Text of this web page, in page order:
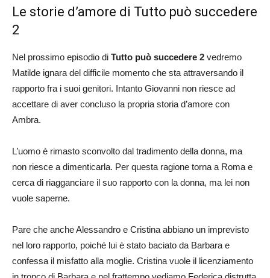
Le storie d’amore di Tutto può succedere
2
Nel prossimo episodio di Tutto può succedere 2 vedremo
Matilde ignara del difficile momento che sta attraversando il
rapporto fra i suoi genitori. Intanto Giovanni non riesce ad
accettare di aver concluso la propria storia d’amore con
Ambra.
L’uomo è rimasto sconvolto dal tradimento della donna, ma
non riesce a dimenticarla. Per questa ragione torna a Roma e
cerca di riagganciare il suo rapporto con la donna, ma lei non
vuole saperne.
Pare che anche Alessandro e Cristina abbiano un imprevisto
nel loro rapporto, poiché lui è stato baciato da Barbara e
confessa il misfatto alla moglie. Cristina vuole il licenziamento